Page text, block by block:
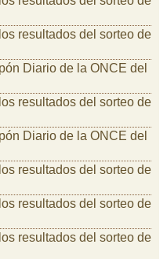
resultados del sorteo de
Diario de la ONCE del
resultados del sorteo de
Diario de la ONCE del
resultados del sorteo de
resultados del sorteo de
resultados del sorteo de